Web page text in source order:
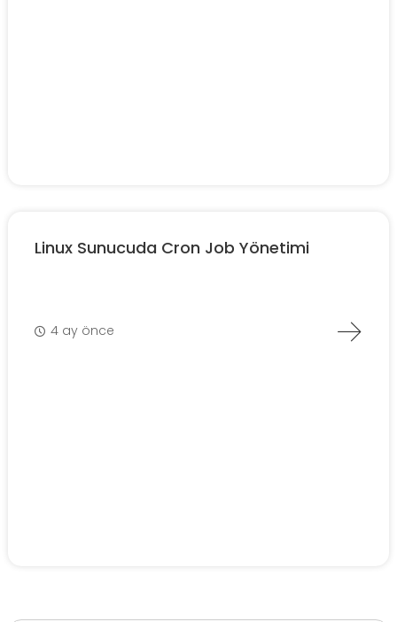
Linux Sunucuda Cron Job Yönetimi
4 ay önce